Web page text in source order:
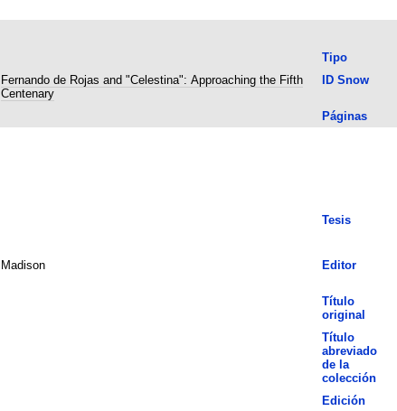
Tipo
Fernando de Rojas and "Celestina": Approaching the Fifth
Centenary
ID Snow
Páginas
Tesis
Madison Editor
Título
original
Título
abreviado
de la
colección
Edición